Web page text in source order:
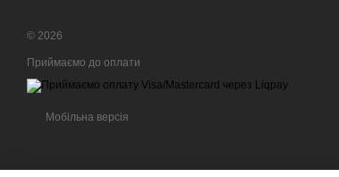
© 2026
Приймаємо до оплати
Мобільна версія